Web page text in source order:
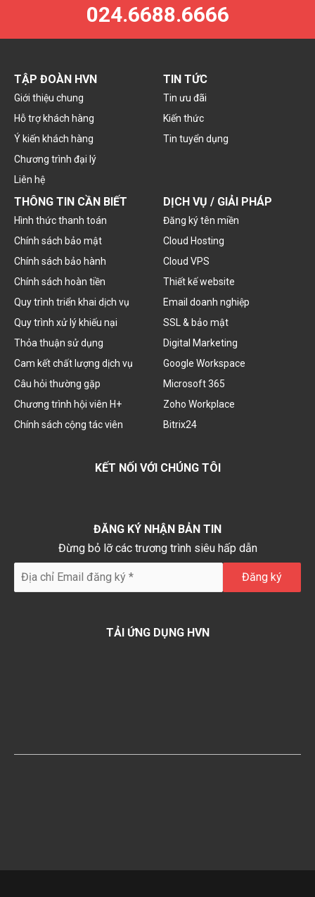
024.6688.6666
TẬP ĐOÀN HVN
Giới thiệu chung
Hỗ trợ khách hàng
Ý kiến khách hàng
Chương trình đại lý
Liên hệ
TIN TỨC
Tin ưu đãi
Kiến thức
Tin tuyển dụng
THÔNG TIN CẦN BIẾT
Hình thức thanh toán
Chính sách bảo mật
Chính sách bảo hành
Chính sách hoàn tiền
Quy trình triển khai dịch vụ
Quy trình xử lý khiếu nại
Thỏa thuận sử dụng
Cam kết chất lượng dịch vụ
Câu hỏi thường gặp
Chương trình hội viên H+
Chính sách cộng tác viên
DỊCH VỤ / GIẢI PHÁP
Đăng ký tên miền
Cloud Hosting
Cloud VPS
Thiết kế website
Email doanh nghiệp
SSL & bảo mật
Digital Marketing
Google Workspace
Microsoft 365
Zoho Workplace
Bitrix24
KẾT NỐI VỚI CHÚNG TÔI
ĐĂNG KÝ NHẬN BẢN TIN
Đừng bỏ lỡ các trương trình siêu hấp dẫn
TẢI ỨNG DỤNG HVN